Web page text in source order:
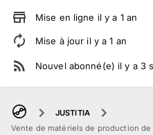
Mise en ligne il y a 1 an
Mise à jour il y a1 an
Nouvel abonné(e) il y a 3
JUSTITIA
Vente de matériels de production